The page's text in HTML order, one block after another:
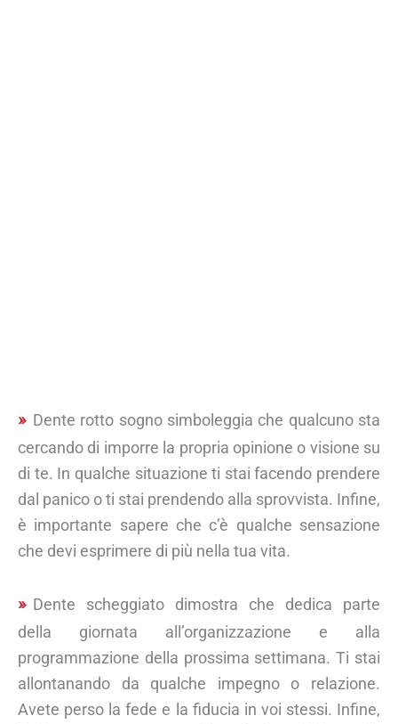
Dente rotto sogno simboleggia che qualcuno sta
cercando di imporre la propria opinione o visione su
di te. In qualche situazione ti stai facendo prendere
dal panico o ti stai prendendo alla sprovvista. Infine,
è importante sapere che c’è qualche sensazione
che devi esprimere di più nella tua vita.
Dente scheggiato dimostra che dedica parte
della giornata all’organizzazione e alla
programmazione della prossima settimana. Ti stai
allontanando da qualche impegno o relazione.
Avete perso la fede e la fiducia in voi stessi. Infine,